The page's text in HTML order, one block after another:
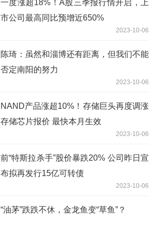
一度涨超18%！A股三季报行情开启，上
市公司最高同比预增近650%
2023-10-06
陈琦：虽然和淄博还有距离，但我们不能
否定南阳的努力
2023-10-06
NAND产品涨超10%！存储巨头再度调涨
存储芯片报价 最快本月生效
2023-10-06
前“特斯拉杀手”股价暴跌20% 公司昨日宣
布拟再发行15亿可转债
2023-10-06
“油茅”跌跌不休，金龙鱼变“草鱼”？